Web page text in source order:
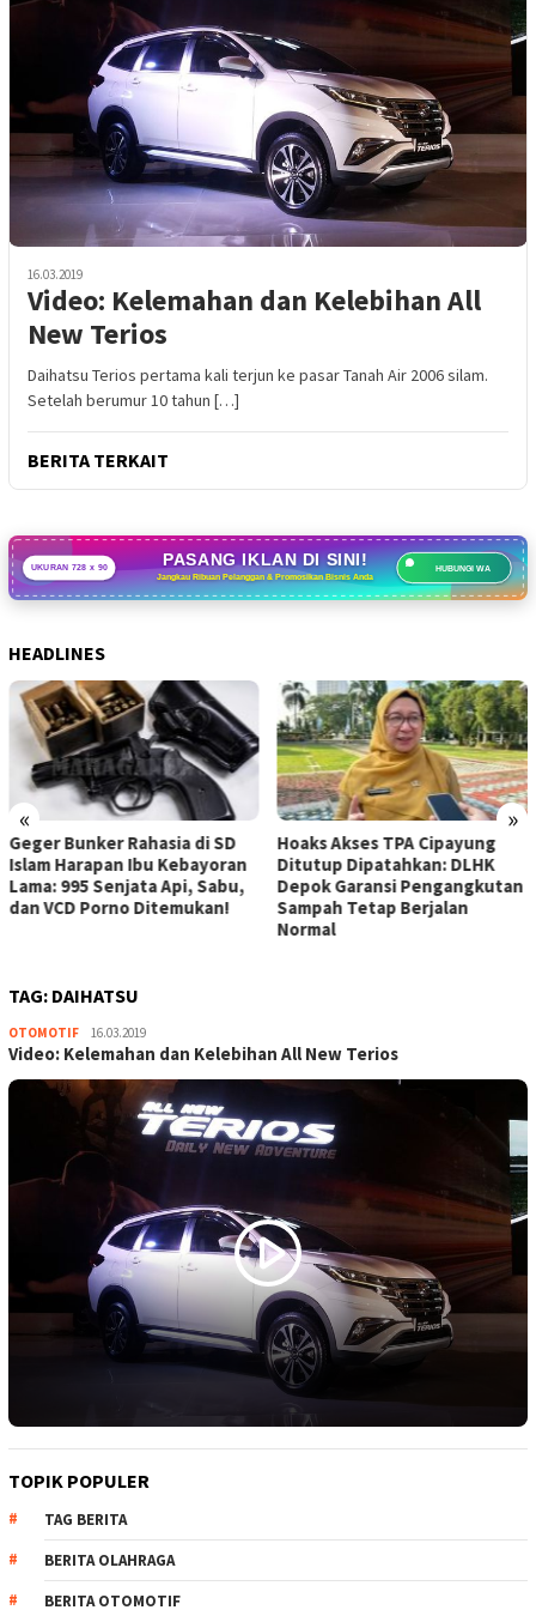
16.03.2019
Video: Kelemahan dan Kelebihan All
New Terios
Daihatsu Terios pertama kali terjun ke pasar Tanah Air 2006 silam.
Setelah berumur 10 tahun […]
BERITA TERKAIT
UKURAN 728 x 90 PASANG IKLAN DI SINI!
Jangkau Ribuan Pelanggan & Promosikan Bisnis Anda
HUBUNGI WA
HEADLINES
« »
Geger Bunker Rahasia di SD
Islam Harapan Ibu Kebayoran
Lama: 995 Senjata Api, Sabu,
dan VCD Porno Ditemukan!
Hoaks Akses TPA Cipayung
Ditutup Dipatahkan: DLHK
Depok Garansi Pengangkutan
Sampah Tetap Berjalan
Normal
TAG: DAIHATSU
OTOMOTIFadmin
16.03.2019
Video: Kelemahan dan Kelebihan All New Terios
TOPIK POPULER
TAG BERITA
BERITA OLAHRAGA
BERITA OTOMOTIF